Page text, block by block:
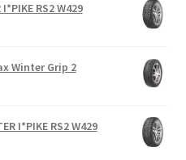
RS2 W429
Winter Grip 2
I*PIKE RS2 W429